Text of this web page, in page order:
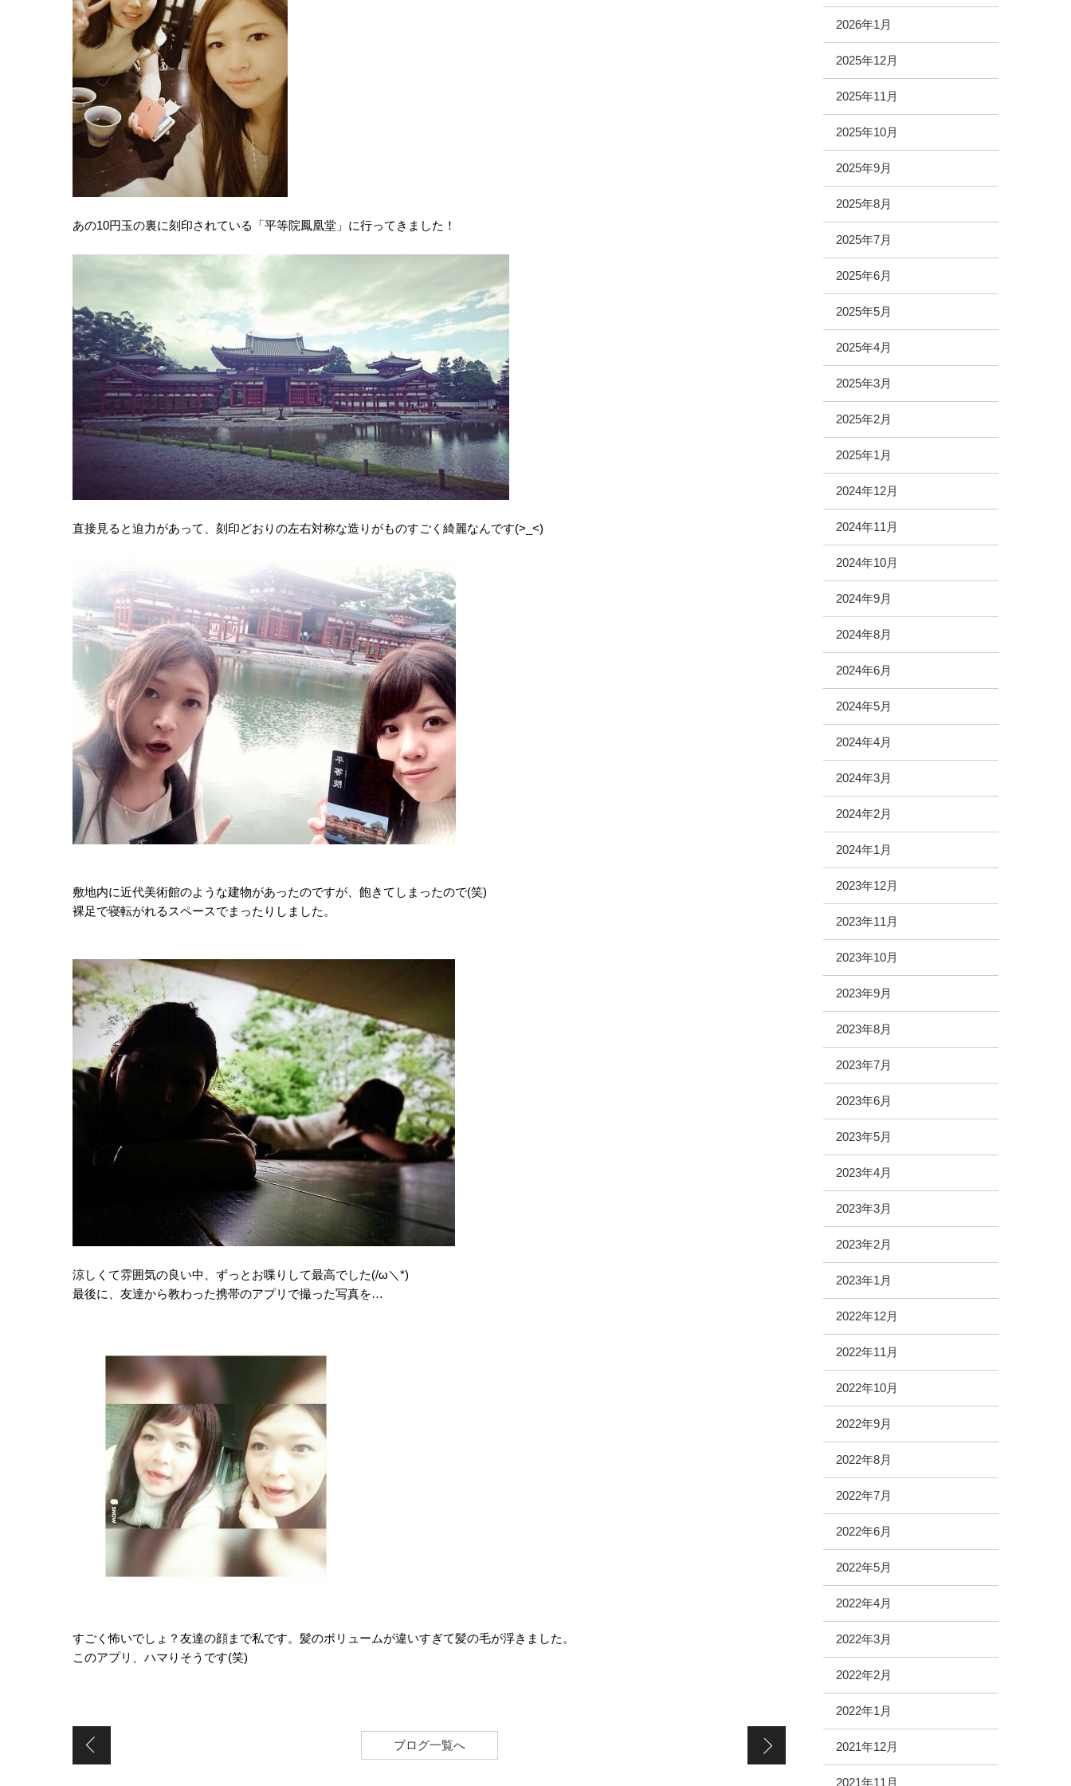
あの10円玉の裏に刻印されている「平等院鳳凰堂」に行ってきました！
直接見ると迫力があって、刻印どおりの左右対称な造りがものすごく綺麗なんです(>_<)
敷地内に近代美術館のような建物があったのですが、飽きてしまったので(笑)
裸足で寝転がれるスペースでまったりしました。
涼しくて雰囲気の良い中、ずっとお喋りして最高でした(/ω＼*)
最後に、友達から教わった携帯のアプリで撮った写真を…
すごく怖いでしょ？友達の顔まで私です。髪のボリュームが違いすぎて髪の毛が浮きました。
このアプリ、ハマりそうです(笑)
ブログ一覧へ
2026年1月
2025年12月
2025年11月
2025年10月
2025年9月
2025年8月
2025年7月
2025年6月
2025年5月
2025年4月
2025年3月
2025年2月
2025年1月
2024年12月
2024年11月
2024年10月
2024年9月
2024年8月
2024年6月
2024年5月
2024年4月
2024年3月
2024年2月
2024年1月
2023年12月
2023年11月
2023年10月
2023年9月
2023年8月
2023年7月
2023年6月
2023年5月
2023年4月
2023年3月
2023年2月
2023年1月
2022年12月
2022年11月
2022年10月
2022年9月
2022年8月
2022年7月
2022年6月
2022年5月
2022年4月
2022年3月
2022年2月
2022年1月
2021年12月
2021年11月